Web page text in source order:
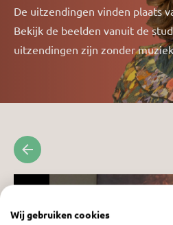
De uitzendingen vinden plaats
Bekijk de beelden vanuit de
uitzendingen zijn zonder
Wij gebruiken cookies